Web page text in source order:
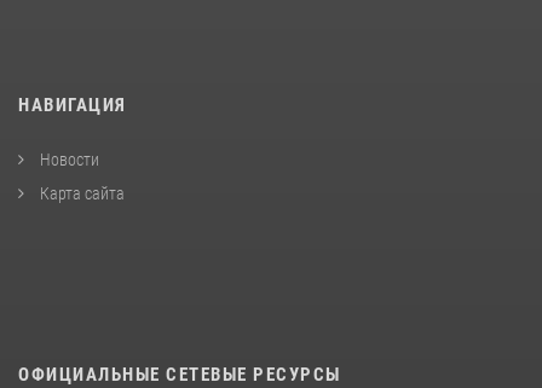
НАВИГАЦИЯ
Новости
Карта сайта
ОФИЦИАЛЬНЫЕ СЕТЕВЫЕ РЕСУРСЫ